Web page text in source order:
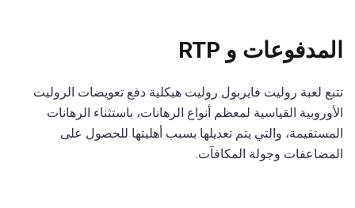
المدفوعات و RTP
تتبع لعبة روليت فايربول روليت هيكلية دفع تعويضات الروليت
الأوروبية القياسية لمعظم أنواع الرهانات، باستثناء الرهانات
المستقيمة، والتي يتم تعديلها بسبب أهليتها للحصول على
المضاعفات وجولة المكافآت.